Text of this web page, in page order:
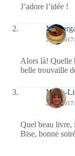
J’adore l’idée !
25/01/
Alors là! Quelle
belle trouvaille
Maria-
25/01/
Quel beau livre,
Bise, bonne